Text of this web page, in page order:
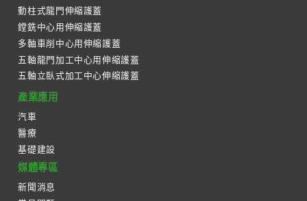
動柱式龍門伸縮護蓋
鏜銑中心用伸縮護蓋
多軸車削中心用伸縮護蓋
五軸龍門加工中心用伸縮護蓋
五軸立臥式加工中心伸縮護蓋
產業應用
汽車
醫療
基礎建設
媒體專區
新聞消息